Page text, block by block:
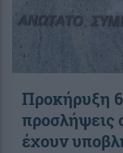
Προκήρυξη
προσλήψεις
έχουν